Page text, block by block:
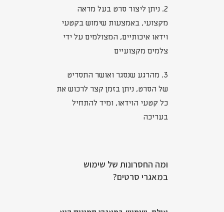
2. ניתן ליצור סרט בעל מראה
מקצועי, באמצעות שימוש בקטעי
וידאו איכותיים, המצולמים על ידי
צלמים מקצועיים
3. מהרגע שנסגר ואושר התסריט
של הסרט, ניתן בזמן קצר לרכוש את
כל קטעי הוידאו, ומיד להתחיל
בעריכה
ומה החסרונות של שימוש
במאגרי סרטים?